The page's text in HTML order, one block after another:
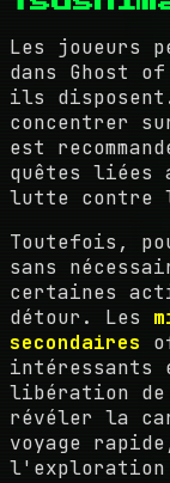
Les joueurs
dans Ghost
ils
concentrer
est
quêtes liées
lutte contre
Toutefois,
sans
certaines
détour. Les
secondaires
intéressants
libération de
révéler la
voyage